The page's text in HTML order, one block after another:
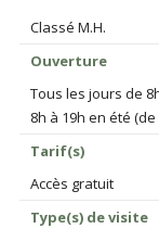
Classé M.H.
Ouverture
Tous les jours de
8h à 19h en été
Tarif(s)
Accès gratuit
Type(s) de visite